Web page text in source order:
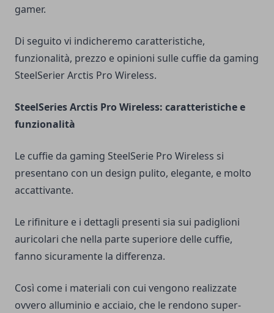
gamer.
Di seguito vi indicheremo caratteristiche,
funzionalità, prezzo e opinioni sulle cuffie da gaming
SteelSerier Arctis Pro Wireless.
SteelSeries Arctis Pro Wireless: caratteristiche e
funzionalità
Le cuffie da gaming SteelSerie Pro Wireless si
presentano con un design pulito, elegante, e molto
accattivante.
Le rifiniture e i dettagli presenti sia sui padiglioni
auricolari che nella parte superiore delle cuffie,
fanno sicuramente la differenza.
Così come i materiali con cui vengono realizzate
ovvero alluminio e acciaio, che le rendono super-